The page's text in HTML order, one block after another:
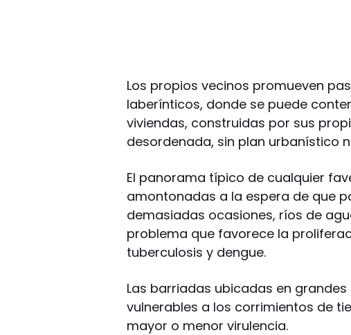
Los propios vecinos promueven
laberínticos, donde se puede
viviendas, construidas por sus
desordenada, sin plan urbanístico
El panorama típico de cualquier
amontonadas a la espera de que
demasiadas ocasiones, ríos de
problema que favorece la
tuberculosis y dengue.
Las barriadas ubicadas en
vulnerables a los corrimientos de
mayor o menor virulencia.